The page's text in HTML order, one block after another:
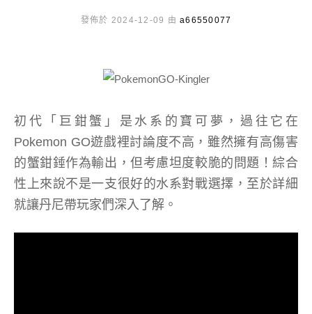
發佈於 2024-12-09 由 a66550077
初代「巨鉗蟹」是水系的寶可夢，過往它在
Pokemon GO遊戲裡討論度不高，雖然擁有高傷害
的蟹鉗錘作為輸出，但考慮坦度較脆的問題！綜合
性上來說不是一支很好的水系對戰選擇，至於詳細
就讓丹尼帶玩家們深入了解。